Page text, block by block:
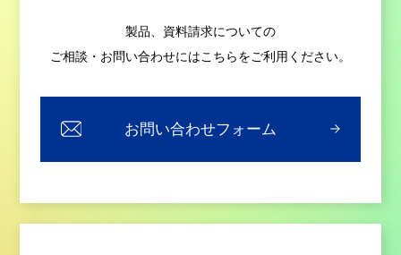
製品、資料請求についての
ご相談・お問い合わせにはこちらをご利用ください。
お問い合わせフォーム